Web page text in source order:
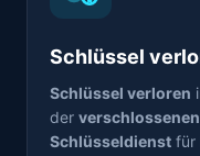
Schlüssel
Schlüssel verloren
der
Schlüsseldienst für